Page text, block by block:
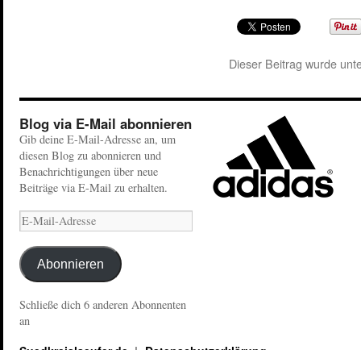
Dieser Beitrag wurde
Blog via E-Mail abonnieren
Gib deine E-Mail-Adresse an, um
diesen Blog zu abonnieren und
Benachrichtigungen über neue
Beiträge via E-Mail zu erhalten.
Abonnieren
Schließe dich 6 anderen Abonnenten
an